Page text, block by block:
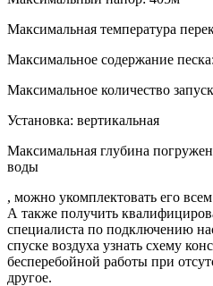
Максимальная температура
Максимальное содержание
Максимальное количество
Установка: вертикальная
Максимальная глубина
воды
, можно укомплектовать его
А также получить
специалиста по подключению
спуске воздуха узнать схему
бесперебойной работы при
другое.